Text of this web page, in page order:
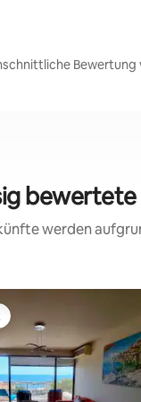
Bewertung
werden